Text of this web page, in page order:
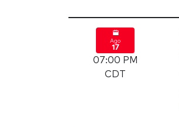
Ago
17
07:00 PM
CDT